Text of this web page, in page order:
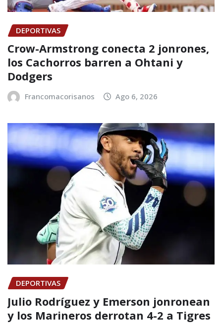
DEPORTIVAS
Crow-Armstrong conecta 2 jonrones,
los Cachorros barren a Ohtani y
Dodgers
Francomacorisanos Ago 6, 2026
DEPORTIVAS
Julio Rodríguez y Emerson jonronean
y los Marineros derrotan 4-2 a Tigres